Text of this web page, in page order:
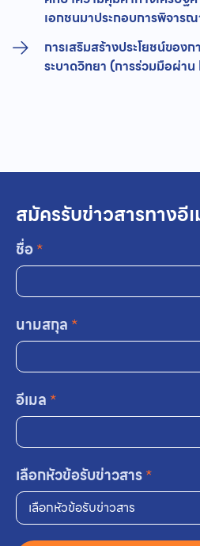
เอกชนมาประกอบการพิจาร
การเสริมสร้างประโยชน์ของ
ระบาดวิทยา (การร่วมมือผ่
สมัครรับข่าวสารทางอี
ชื่อ*
นามสกุล *
อีเมล *
เลือกหัวข้อรับข่าวสาร*
เลือกหัวข้อรับข่าวสาร